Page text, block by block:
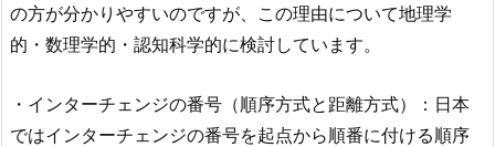
の方が分かりやすいのですが、この理由について地理学
的・数理学的・認知科学的に検討しています。
・インターチェンジの番号（順序方式と距離方式）：日本
ではインターチェンジの番号を起点から順番に付ける順序